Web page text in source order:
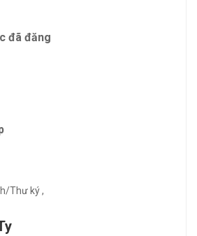
đã đăng
Thư ký ,